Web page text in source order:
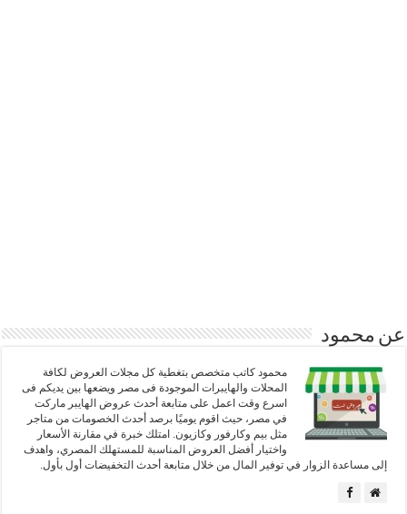
عن محمود
محمود كاتب متخصص بتغطية كل مجلات العروض لكافة
المحلات والهايبرات الموجودة فى مصر ويضعها بين يديكم فى
اسرع وقت اعمل على متابعة أحدث عروض الهايبر ماركت
في مصر، حيث اقوم يوميًا برصد أحدث الخصومات من متاجر
مثل بيم وكارفور وكازيون. امتلك خبرة في مقارنة الأسعار
واختيار أفضل العروض المناسبة للمستهلك المصري، واهدف
إلى مساعدة الزوار في توفير المال من خلال متابعة أحدث التخفيضات أول بأول.